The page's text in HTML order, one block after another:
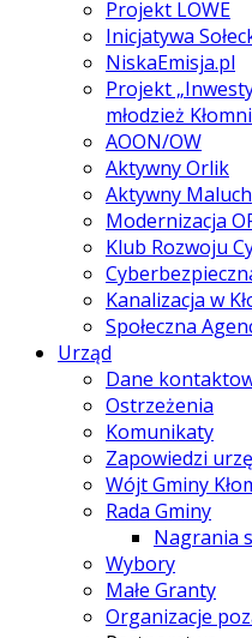
Projekt LOWE
Inicjatywa
NiskaEmisja.pl
Projekt
młodzież
AOON/OW
Aktywny Orlik
Aktywny Maluch
Modernizacja
Klub Rozwoju
Kanalizacja w
Społeczna
Urząd
Dane
Ostrzeżenia
Komunikaty
Zapowiedzi
Wójt Gminy
Rada Gminy
Nagrania
Wybory
Małe Granty
Organizacje